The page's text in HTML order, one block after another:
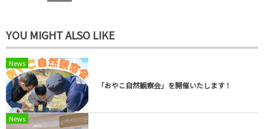
YOU MIGHT ALSO LIKE
News
「おやこ自然観察会」を開催いたします！
News